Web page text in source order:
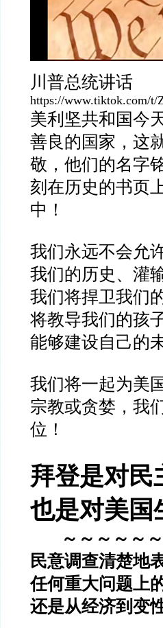
川普总统讲话
https://www.tiktok.com/t/
美利坚共和国今
善良的国家，这
敬，他们的名字
刻在历史的书页
中！
我们永远不会允
我们的历史、灌
我们将捍卫我们
将教导我们的孩
能够建设自己的
我们将一起为美
宗教或贪婪，我
位！
拜登是对民
也是对美国
～～～～～
民意调查清楚地
任何重大问题上
还是从经济到变